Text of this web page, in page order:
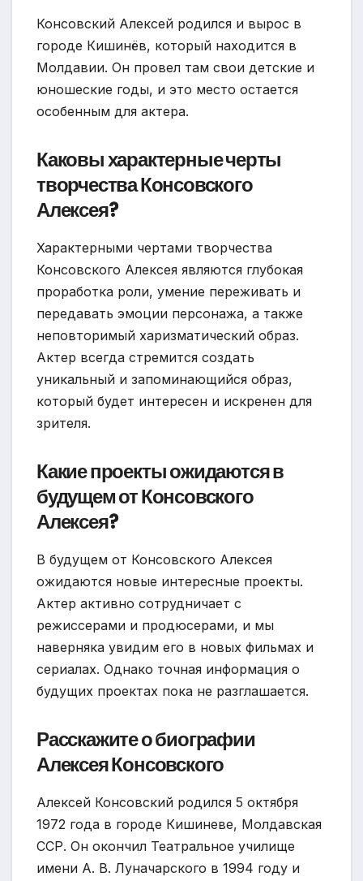
Консовский Алексей родился и вырос в
городе Кишинёв, который находится в
Молдавии. Он провел там свои детские и
юношеские годы, и это место остается
особенным для актера.
Каковы характерные черты
творчества Консовского
Алексея?
Характерными чертами творчества
Консовского Алексея являются глубокая
проработка роли, умение переживать и
передавать эмоции персонажа, а также
неповторимый харизматический образ.
Актер всегда стремится создать
уникальный и запоминающийся образ,
который будет интересен и искренен для
зрителя.
Какие проекты ожидаются в
будущем от Консовского
Алексея?
В будущем от Консовского Алексея
ожидаются новые интересные проекты.
Актер активно сотрудничает с
режиссерами и продюсерами, и мы
наверняка увидим его в новых фильмах и
сериалах. Однако точная информация о
будущих проектах пока не разглашается.
Расскажите о биографии
Алексея Консовского
Алексей Консовский родился 5 октября
1972 года в городе Кишиневе, Молдавская
ССР. Он окончил Театральное училище
имени А. В. Луначарского в 1994 году и